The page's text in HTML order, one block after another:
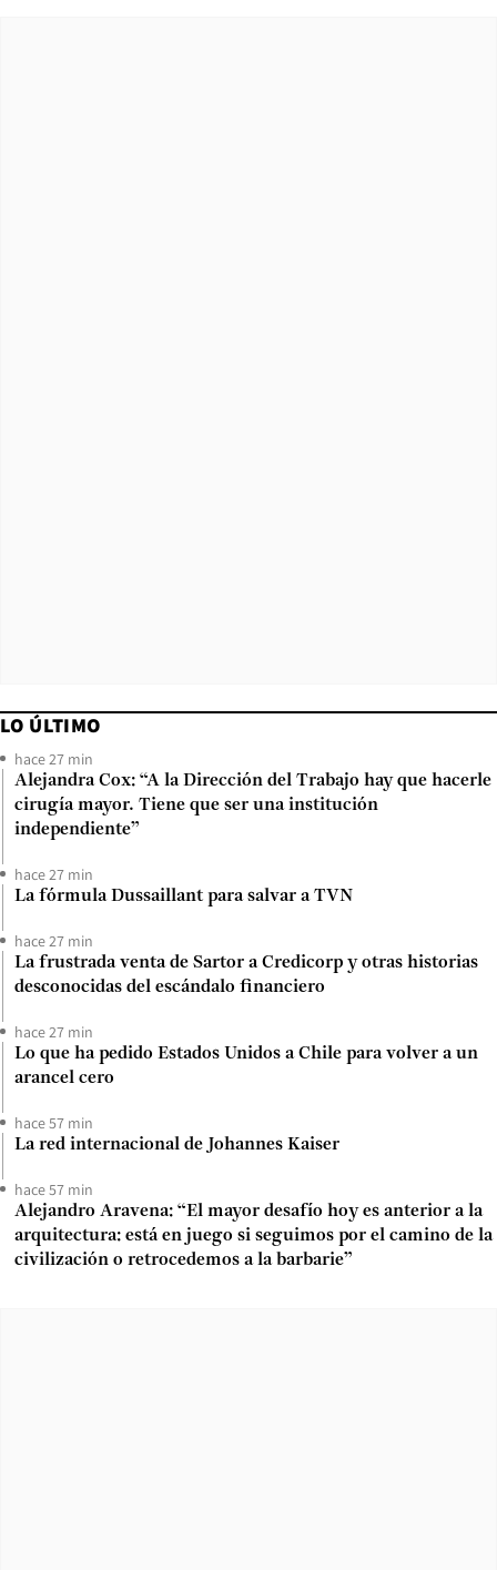
LO ÚLTIMO
hace 27 min
Alejandra Cox: “A la Dirección del Trabajo hay que hacerle
cirugía mayor. Tiene que ser una institución
independiente”
hace 27 min
La fórmula Dussaillant para salvar a TVN
hace 27 min
La frustrada venta de Sartor a Credicorp y otras historias
desconocidas del escándalo financiero
hace 27 min
Lo que ha pedido Estados Unidos a Chile para volver a un
arancel cero
hace 57 min
La red internacional de Johannes Kaiser
hace 57 min
Alejandro Aravena: “El mayor desafío hoy es anterior a la
arquitectura: está en juego si seguimos por el camino de la
civilización o retrocedemos a la barbarie”